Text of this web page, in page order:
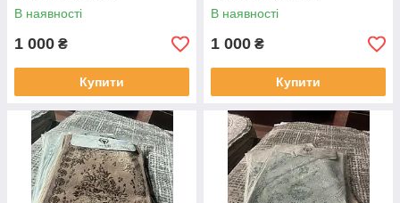
В наявності
1 000 ₴
Купити
В наявності
1 000 ₴
Купити